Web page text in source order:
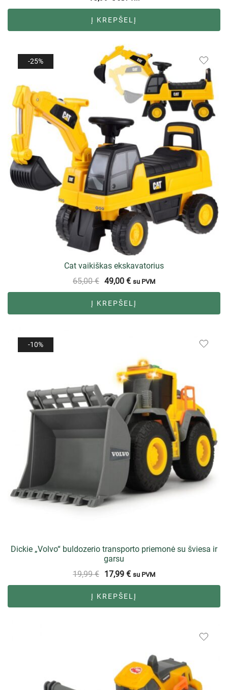
Į KREPŠELĮ
-25%
Cat vaikiškas ekskavatorius
65,00€ 49,00 € su PVM
Į KREPŠELĮ
-10%
Dickie „Volvo“ buldozerio transporto priemonė su šviesa ir
garsu
19,99€ 17,99 € su PVM
Į KREPŠELĮ